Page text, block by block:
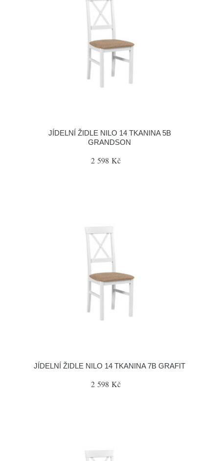
JÍDELNÍ ŽIDLE NILO 14 TKANINA 5B
GRANDSON
2 598 Kč
JÍDELNÍ ŽIDLE NILO 14 TKANINA 7B GRAFIT
2 598 Kč